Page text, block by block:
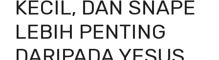
KECIL, DAN SNAPE
LEBIH PENTING